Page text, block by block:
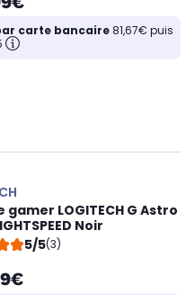
carte bancaire81,67€ puis
gamer LOGITECH G Astro
Noir
5/5(3)